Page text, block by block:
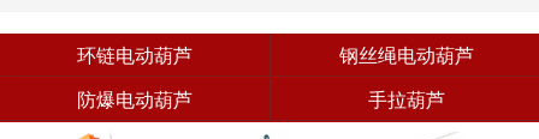
环链电动葫芦
钢丝绳电动葫芦
防爆电动葫芦
手拉葫芦